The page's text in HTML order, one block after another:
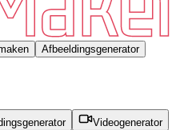
Afbeeldingsgenerator
Videogenerator